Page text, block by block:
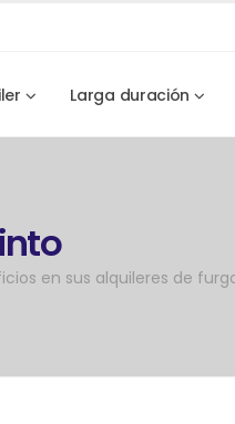
Larga duración
en sus alquileres de